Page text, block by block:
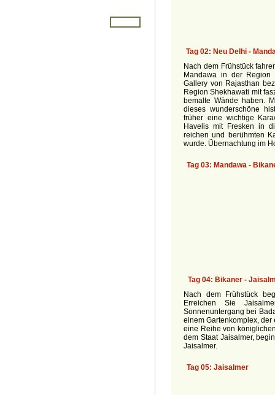
Nach dem Frühstück
Mandawa in der Region
Gallery von Rajasthan
Region Shekhawati mit
bemalte Wände haben.
dieses wunderschöne
früher eine wichtige
Havelis mit Fresken in
reichen und berühmten
wurde. Übernachtung im
Nach dem Frühstück
Erreichen Sie
Sonnenuntergang bei
einem Gartenkomplex, der
eine Reihe von
dem Staat Jaisalmer,
Jaisalmer.